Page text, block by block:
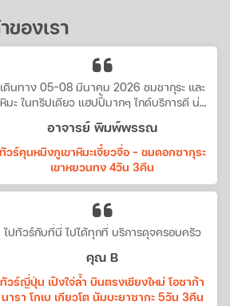
องเรา
เดินทาง 05-08 มีนาคม 2026 ชมชากุระ และ
หิมะ ในทริปเดียว แฮปปี้มากๆ ไกด์บริการดี น่า
อาจารย์ พิมพ์พรรณ
ทัวร์คุนหมิงภูเขาหิมะเจี้ยวจื่อ - ชมดอกซากุระ
เขาหยวนทง 4วัน 3คืน
ไปทัวร์กับที่นี่ ไปได้ทุกที่ บริการดุจครอบครัว
คุณ B
ทัวร์ญี่ปุ่น เปิงใจ่ล้ำ บินตรงเชียงใหม่ โอซาก้า
นารา โกเบ เกียวโต นัมบะยาซากะ 5วัน 3คืน